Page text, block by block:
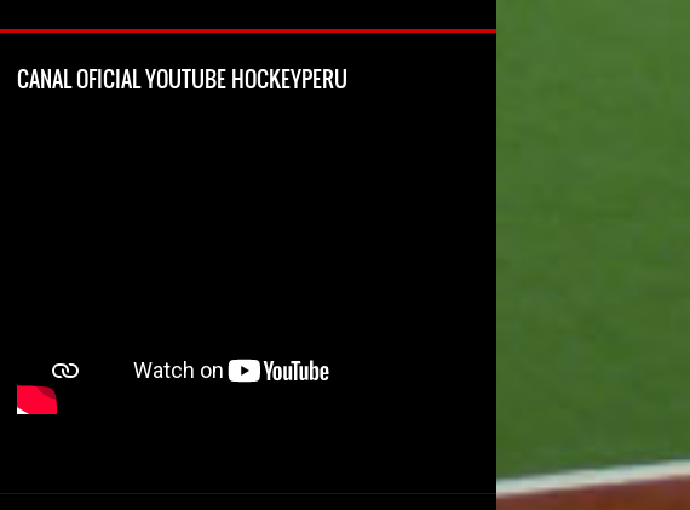
CANAL OFICIAL YOUTUBE HOCKEYPERU